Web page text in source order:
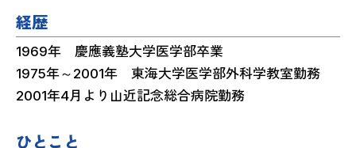
経歴
1969年 慶應義塾大学医学部卒業
1975年～2001年 東海大学医学部外科学教室勤務
2001年4月より山近記念総合病院勤務
ひとこと